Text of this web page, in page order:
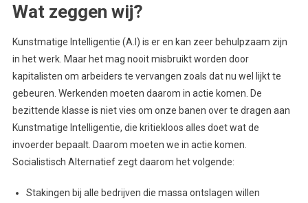
Wat zeggen wij?
Kunstmatige Intelligentie (A.I) is er en kan zeer behulpzaam zijn
in het werk. Maar het mag nooit misbruikt worden door
kapitalisten om arbeiders te vervangen zoals dat nu wel lijkt te
gebeuren. Werkenden moeten daarom in actie komen. De
bezittende klasse is niet vies om onze banen over te dragen aan
Kunstmatige Intelligentie, die kritiekloos alles doet wat de
invoerder bepaalt. Daarom moeten we in actie komen.
Socialistisch Alternatief zegt daarom het volgende:
Stakingen bij alle bedrijven die massa ontslagen willen